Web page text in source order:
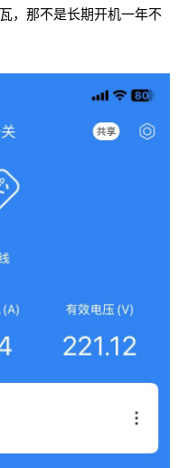
，那不是长期开机一年不